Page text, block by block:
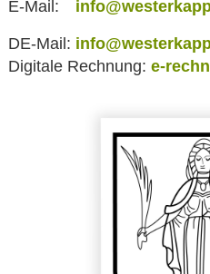
E-Mail:
DE-Mail:
Digitale Rechnung: e-